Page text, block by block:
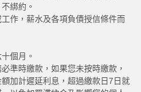
綁約。
作，薪水及各項負債授信條件而
個月。
準時繳款，如果您未按時繳款，
加計遲延利息，超過繳款日7日就